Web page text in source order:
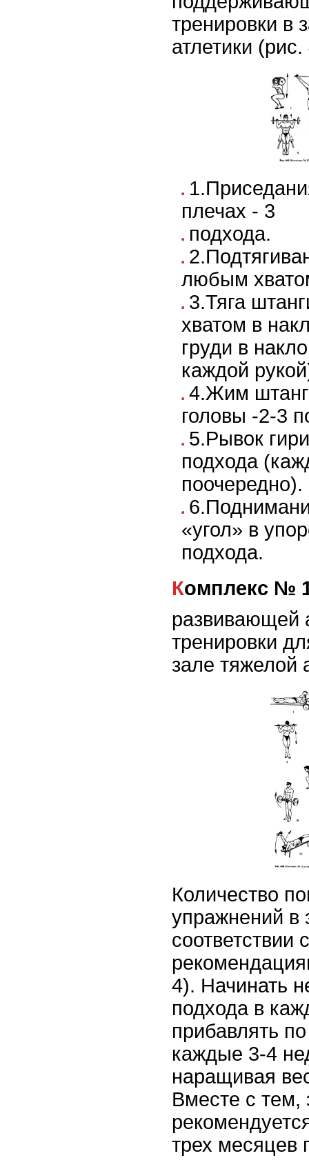
тренировки в
атлетики
плечах - 3
подхода.
любым
3.Тяга
хватом в
груди в
каждой
4.Жим
головы -2-3
5.Рывок
подхода
поочередно).
«угол» в
подхода.
Комплекс №
развивающей
тренировки
зале тяжелой
Количество
упражнений в
4). Начинать
подхода в
прибавлять
каждые 3-4
наращивая
Вместе с тем,
трех месяцев